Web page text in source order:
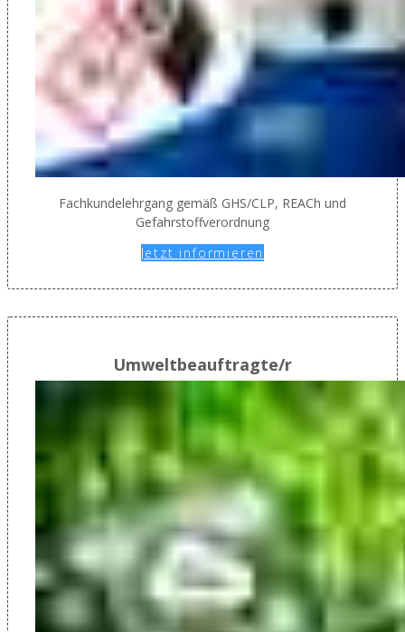
Fachkundelehrgang gemäß GHS/CLP, REACh und
Gefahrstoffverordnung
Jetzt informieren
Umweltbeauftragte/r